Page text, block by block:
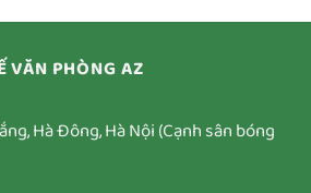
VĂN PHÒNG AZ
Hà Đông, Hà Nội (Cạnh sân bóng